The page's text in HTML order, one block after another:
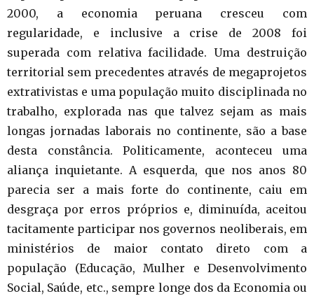
2000, a economia peruana cresceu com
regularidade, e inclusive a crise de 2008 foi
superada com relativa facilidade. Uma destruição
territorial sem precedentes através de megaprojetos
extrativistas e uma população muito disciplinada no
trabalho, explorada nas que talvez sejam as mais
longas jornadas laborais no continente, são a base
desta constância. Politicamente, aconteceu uma
aliança inquietante. A esquerda, que nos anos 80
parecia ser a mais forte do continente, caiu em
desgraça por erros próprios e, diminuída, aceitou
tacitamente participar nos governos neoliberais, em
ministérios de maior contato direto com a
população (Educação, Mulher e Desenvolvimento
Social, Saúde, etc., sempre longe dos da Economia ou